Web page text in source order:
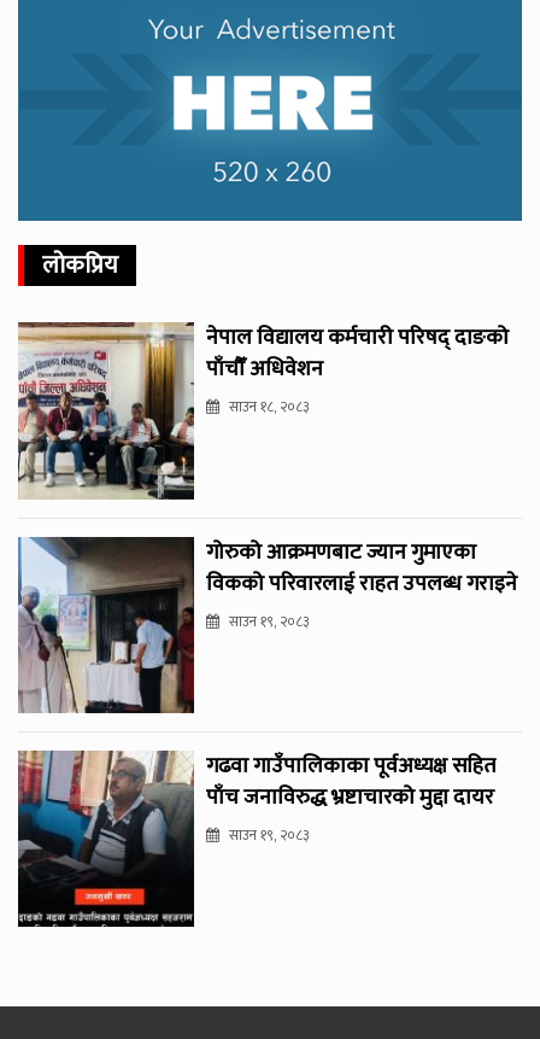
लोकप्रिय
नेपाल विद्यालय कर्मचारी परिषद् दाङको
पाँचौँ अधिवेशन
साउन १८, २०८३
गोरुको आक्रमणबाट ज्यान गुमाएका
विकको परिवारलाई राहत उपलब्ध गराइने
साउन १९, २०८३
गढवा गाउँपालिकाका पूर्वअध्यक्ष सहित
पाँच जनाविरुद्ध भ्रष्टाचारको मुद्दा दायर
साउन १९, २०८३